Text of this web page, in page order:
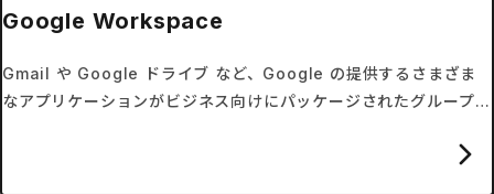
Google Workspace
Gmail や Google ドライブ など、Google の提供するさまざま
なアプリケーションがビジネス向けにパッケージされたグループ